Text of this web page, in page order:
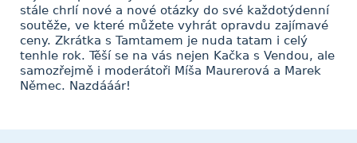
stále chrlí nové a nové otázky do své každotýdenní
soutěže, ve které můžete vyhrát opravdu zajímavé
ceny. Zkrátka s Tamtamem je nuda tatam i celý
tenhle rok. Těší se na vás nejen Kačka s Vendou, ale
samozřejmě i moderátoři Míša Maurerová a Marek
Němec. Nazdááár!